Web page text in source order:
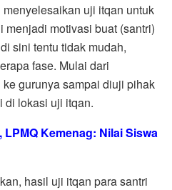
uji itqan untuk
menjadi motivasi buat (santri)
sini tentu tidak mudah,
fase. Mulai dari
gurunya sampai diuji pihak
di lokasi uji itqan.
LPMQ Kemenag: Nilai Siswa
hasil uji itqan para santri